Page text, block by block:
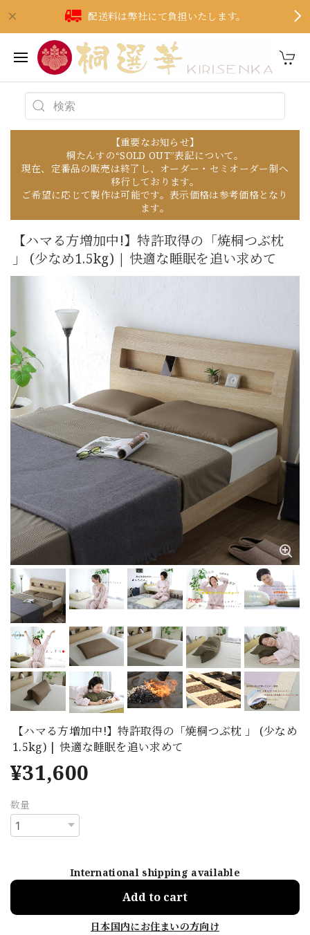
配送料は弊社にて負担いたします。
【重要なお知らせ】
桐たんすの“SOLD OUT”表記について。
現在、定番品の販売は終了し、オーダー・セミオーダー制へ
移行しております。
ご希望に応じて製作は可能です。表示価格は参考価格となり
ます。
【ハマる方増加中!】特許取得の「焼桐つぶ枕
」 (少なめ1.5kg) | 快適な睡眠を追い求めて
【ハマる方増加中!】特許取得の「焼桐つぶ枕 」 (少なめ
1.5kg) | 快適な睡眠を追い求めて
¥31,600
数量
International shipping available
Add to cart
日本国内にお住まいの方向け